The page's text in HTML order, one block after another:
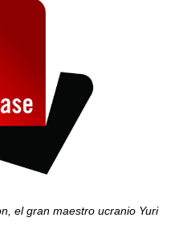
el gran maestro ucranio Yuri